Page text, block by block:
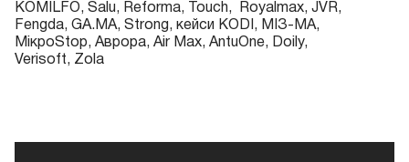
KOMILFO, Salu, Reforma, Touch, Royalmax, JVR,
Fengda, GA.MA, Strong, кейси KODI, МІЗ-МА,
МікроStop, Аврора, Air Max, AntuOne, Doily,
Verisoft, Zola